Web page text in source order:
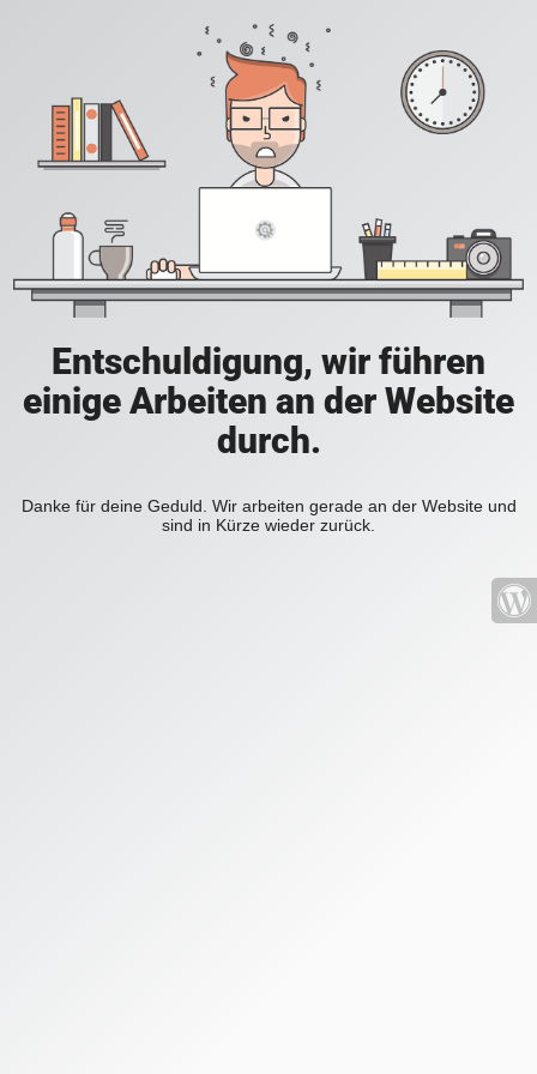
Entschuldigung, wir führen
einige Arbeiten an der Website
durch.
Danke für deine Geduld. Wir arbeiten gerade an der Website und
sind in Kürze wieder zurück.